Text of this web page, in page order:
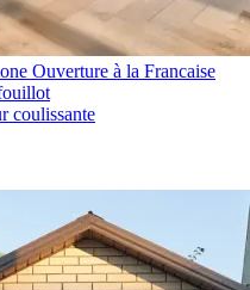
Crémone Ouverture à la Francaise
coulissante